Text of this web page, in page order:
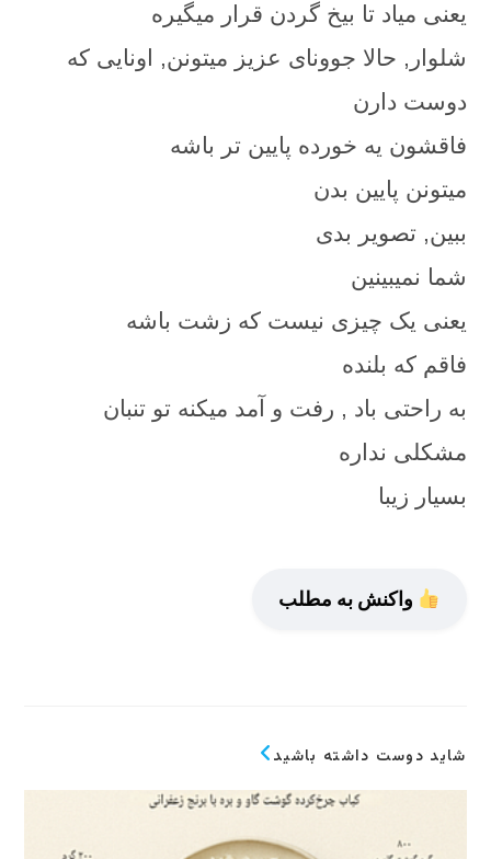
یعنی میاد تا بیخ گردن قرار میگیره
شلوار, حالا جوونای عزیز میتونن, اونایی که
دوست دارن
فاقشون یه خورده پایین تر باشه
میتونن پایین بدن
ببین, تصویر بدی
شما نمیبینین
یعنی یک چیزی نیست که زشت باشه
فاقم که بلنده
به راحتی باد , رفت و آمد میکنه تو تنبان
مشکلی نداره
بسیار زیبا
واکنش به مطلب
شاید دوست داشته باشید